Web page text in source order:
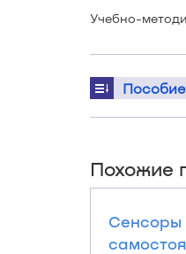
Учебно-
Похожие
Сенсоры